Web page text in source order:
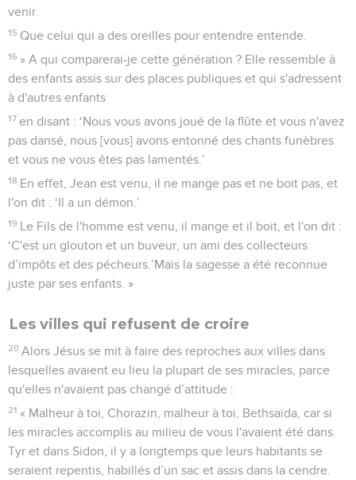
venir.
15 Que celui qui a des oreilles pour entendre entende.
16 » A qui comparerai-je cette génération ? Elle ressemble à
des enfants assis sur des places publiques et qui s'adressent
à d'autres enfants
17 en disant : ‘Nous vous avons joué de la flûte et vous n'avez
pas dansé, nous [vous] avons entonné des chants funèbres
et vous ne vous êtes pas lamentés.’
18 En effet, Jean est venu, il ne mange pas et ne boit pas, et
l'on dit : ‘Il a un démon.’
19 Le Fils de l'homme est venu, il mange et il boit, et l'on dit :
‘C'est un glouton et un buveur, un ami des collecteurs
d’impôts et des pécheurs.’Mais la sagesse a été reconnue
juste par ses enfants. »
Les villes qui refusent de croire
20 Alors Jésus se mit à faire des reproches aux villes dans
lesquelles avaient eu lieu la plupart de ses miracles, parce
qu'elles n'avaient pas changé d’attitude :
21 « Malheur à toi, Chorazin, malheur à toi, Bethsaïda, car si
les miracles accomplis au milieu de vous l'avaient été dans
Tyr et dans Sidon, il y a longtemps que leurs habitants se
seraient repentis, habillés d’un sac et assis dans la cendre.